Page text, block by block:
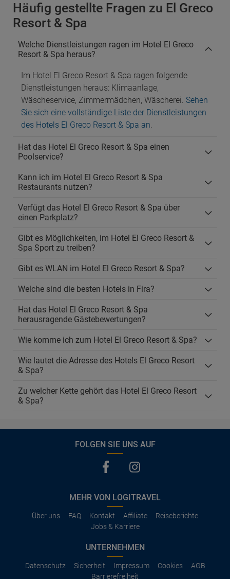
Häufig gestellte Fragen zu El Greco
Resort & Spa
Welche Dienstleistungen ragen im Hotel El Greco
Resort & Spa heraus?
Im Hotel El Greco Resort & Spa ragen folgende
Dienstleistungen heraus: Klimaanlage,
Wäscheservice, Zimmermädchen, Wäscherei. Sehen
Sie sich eine vollständige Liste der Dienstleistungen
des Hotels El Greco Resort & Spa an.
Hat das Hotel El Greco Resort & Spa einen
Poolservice?
Kann ich im Hotel El Greco Resort & Spa
Restaurants nutzen?
Verfügt das Hotel El Greco Resort & Spa über
einen Parkplatz?
Gibt es Möglichkeiten, im Hotel El Greco Resort &
Spa Sport zu treiben?
Gibt es WLAN im Hotel El Greco Resort & Spa?
Welche sind die besten Hotels in Fira?
Hat das Hotel El Greco Resort & Spa
herausragende Gästebewertungen?
Wie komme ich zum Hotel El Greco Resort & Spa?
Wie lautet die Adresse des Hotels El Greco Resort
& Spa?
Zu welcher Kette gehört das Hotel El Greco Resort
& Spa?
FOLGEN SIE UNS AUF
MEHR VON LOGITRAVEL
Über uns FAQ Kontakt Affiliate
Reiseberichte
Jobs & Karriere
UNTERNEHMEN
Datenschutz Sicherheit Impressum Cookies
AGB
Barrierefreiheit